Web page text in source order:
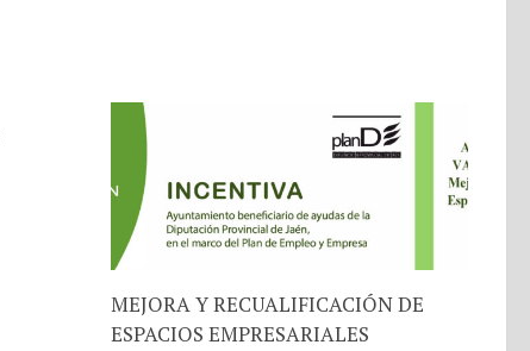
MEJORA Y RECUALIFICACIÓN DE
ESPACIOS EMPRESARIALES